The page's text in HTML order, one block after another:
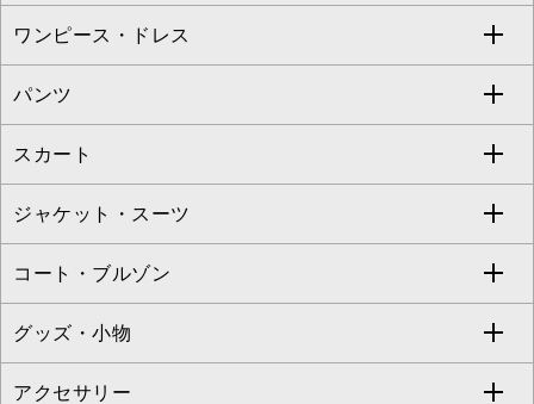
すべてのトップス
カットソー・Tシャツ
ブラウス・シャツ
ニット・セーター
カーディガン
アンサンブルセット
ベスト・ジレ
ワンピース・ドレス
すべてのワンピース・ドレス
ワンピース
ドレス
チュニック
ジャンパースカート
その他のワンピース・ドレス
パンツ
すべてのパンツ
フルレングスパンツ
クロップド・半端丈パンツ
ガウチョ・ワイドパンツ
ハーフ・ショート丈パンツ
スカート
すべてのスカート
ロング・マキシ丈スカート
ひざ丈スカート
ミモレ丈スカート
ジャケット・スーツ
すべてのジャケット・スーツ
テーラードジャケット
ノーカラージャケット
コート・ブルゾン
すべてのコート・ブルゾン
トレンチコート
グッズ・小物
すべてのグッズ・小物
アクセサリー